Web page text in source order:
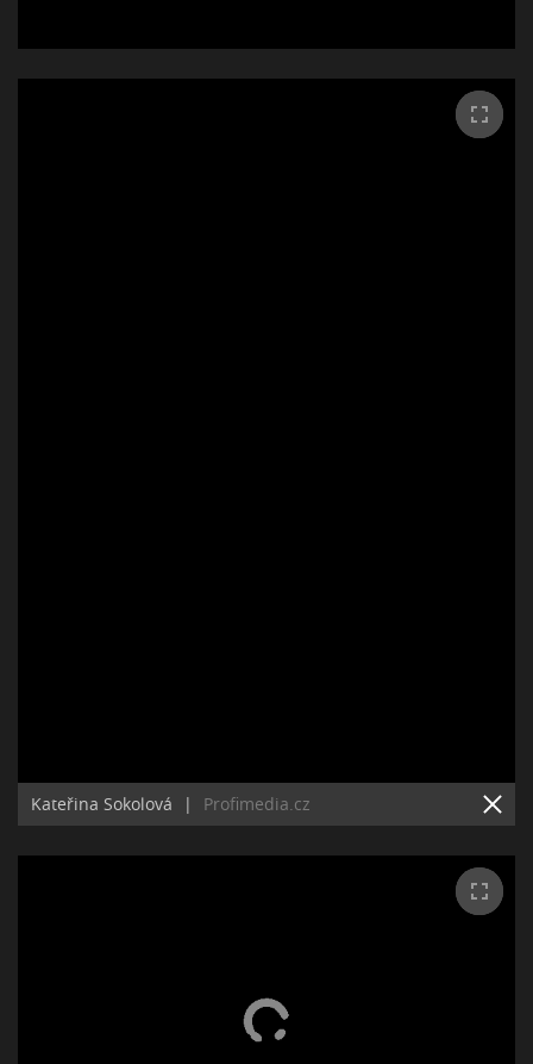
Kateřina Sokolová | Profimedia.cz